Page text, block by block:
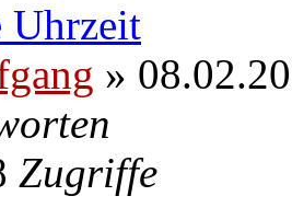
Uhrzeit
»
Zugriffe